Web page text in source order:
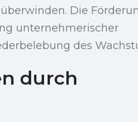
Die
unternehmerischer
des
durch